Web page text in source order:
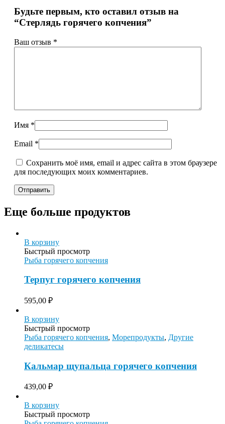
Будьте первым, кто оставил отзыв на
“Стерлядь горячего копчения”
Ваш отзыв *
Имя *
Email *
Сохранить моё имя, email и адрес сайта в этом браузере
для последующих моих комментариев.
Еще больше продуктов
В корзину
Быстрый просмотр
Рыба горячего копчения
Терпуг горячего копчения
595,00 ₽
В корзину
Быстрый просмотр
Рыба горячего копчения, Морепродукты, Другие
деликатесы
Кальмар щупальца горячего копчения
439,00 ₽
В корзину
Быстрый просмотр